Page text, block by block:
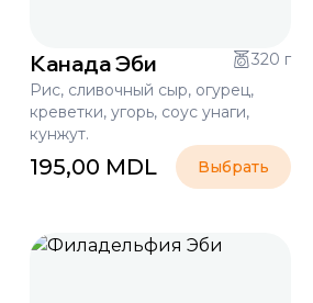
Канада Эби
320 г
Рис, сливочный сыр, огурец,
креветки, угорь, соус унаги,
кунжут.
195,00 MDL Выбрать